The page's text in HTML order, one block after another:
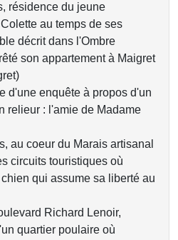
résidence du jeune
au temps de ses
décrit dans l'Ombre
son appartement à Maigret
d'une enquête à propos d'un
relieur : l'amie de Madame
au coeur du Marais artisanal
circuits touristiques où
qui assume sa liberté au
Richard Lenoir,
quartier poulaire où